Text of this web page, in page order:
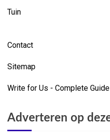
Tuin
Contact
Sitemap
Write for Us - Complete
Adverteren op